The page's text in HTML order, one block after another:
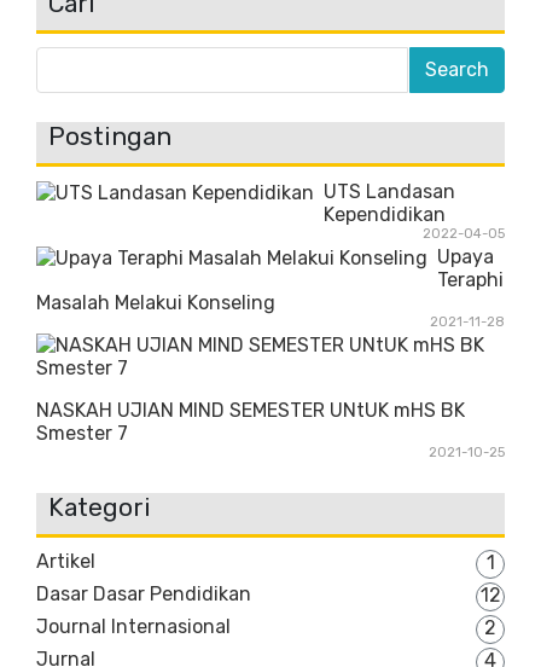
Postingan
UTS Landasan
Kependidikan
2022-04-05
Upaya
Teraphi
Masalah Melakui Konseling
2021-11-28
NASKAH UJIAN MIND SEMESTER UNtUK mHS BK
Smester 7
2021-10-25
Kategori
Artikel
1
Dasar Dasar Pendidikan
12
Journal Internasional
2
Jurnal
4